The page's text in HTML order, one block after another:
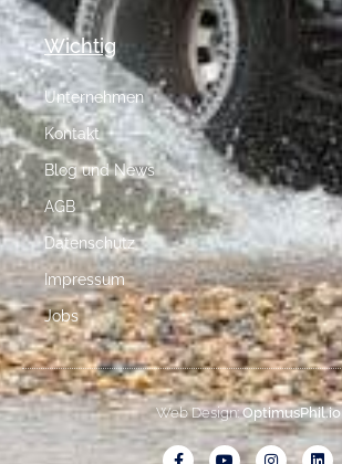
Wichtig
Unternehmen
Kontakt
Blog und News
AGB
Datenschutz
Impressum
Jobs
Web Design:OptimusPhil.io